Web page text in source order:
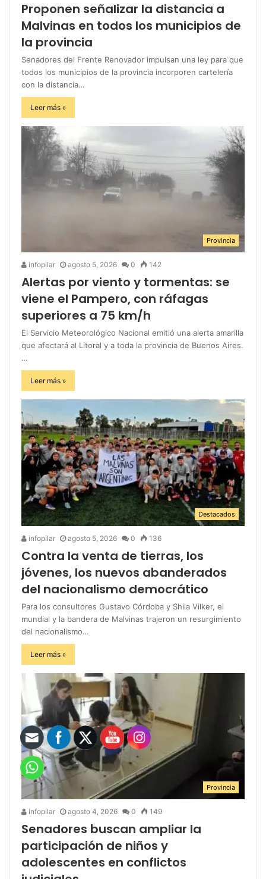
Proponen señalizar la distancia a
Malvinas en todos los municipios de
la provincia
Senadores del Frente Renovador impulsan una ley para que
todos los municipios de la provincia incorporen cartelería
con la distancia…
Leer más »
Provincia
infopilar agosto 5, 2026 0 142
Alertas por viento y tormentas: se
viene el Pampero, con ráfagas
superiores a 75 km/h
El Servicio Meteorológico Nacional emitió una alerta amarilla
que afectará al Litoral y a toda la provincia de Buenos Aires.
…
Leer más »
Destacados
infopilar agosto 5, 2026 0 136
Contra la venta de tierras, los
jóvenes, los nuevos abanderados
del nacionalismo democrático
Para los consultores Gustavo Córdoba y Shila Vilker, el
mundial y la bandera de Malvinas trajeron un resurgimiento
del nacionalismo…
Leer más »
Provincia
infopilar agosto 4, 2026 0 149
Senadores buscan ampliar la
participación de niños y
adolescentes en conflictos